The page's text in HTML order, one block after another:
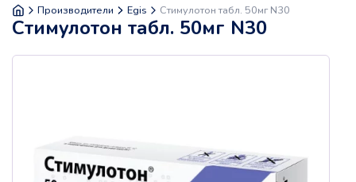
Производители Egis Стимулотон табл. 50мг N30
Стимулотон табл. 50мг N30